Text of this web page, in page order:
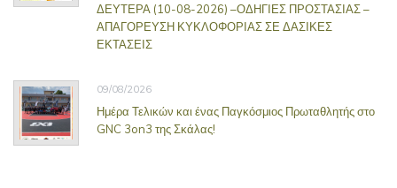
ΔΕΥΤΕΡΑ (10-08-2026) –ΟΔΗΓΙΕΣ ΠΡΟΣΤΑΣΙΑΣ –
ΑΠΑΓΟΡΕΥΣΗ ΚΥΚΛΟΦΟΡΙΑΣ ΣΕ ΔΑΣΙΚΕΣ
ΕΚΤΑΣΕΙΣ
09/08/2026
Ημέρα Τελικών και ένας Παγκόσμιος Πρωταθλητής στο
GNC 3on3 της Σκάλας!